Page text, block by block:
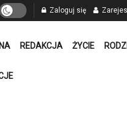
Zaloguj się
REDAKCJA ŻYCIE